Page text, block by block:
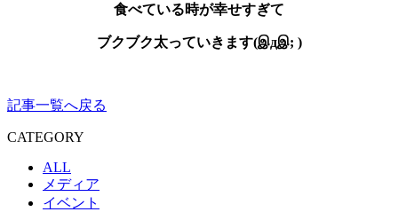
食べている時が幸せすぎて
ブクブク太っていきます(இдஇ; )
記事一覧へ戻る
CATEGORY
ALL
メディア
イベント